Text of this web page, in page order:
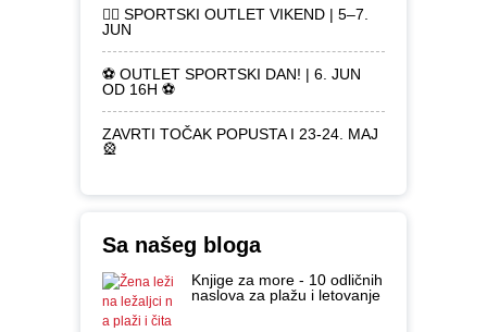
🏃‍♀️ SPORTSKI OUTLET VIKEND | 5–7.
JUN
⚽ OUTLET SPORTSKI DAN! | 6. JUN
OD 16H ⚽
ZAVRTI TOČAK POPUSTA I 23-24. MAJ
🎡
Sa našeg bloga
Knjige za more - 10 odličnih
naslova za plažu i letovanje